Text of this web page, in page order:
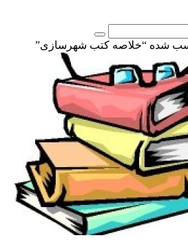
شده “خلاصه کتب شهرسازی”